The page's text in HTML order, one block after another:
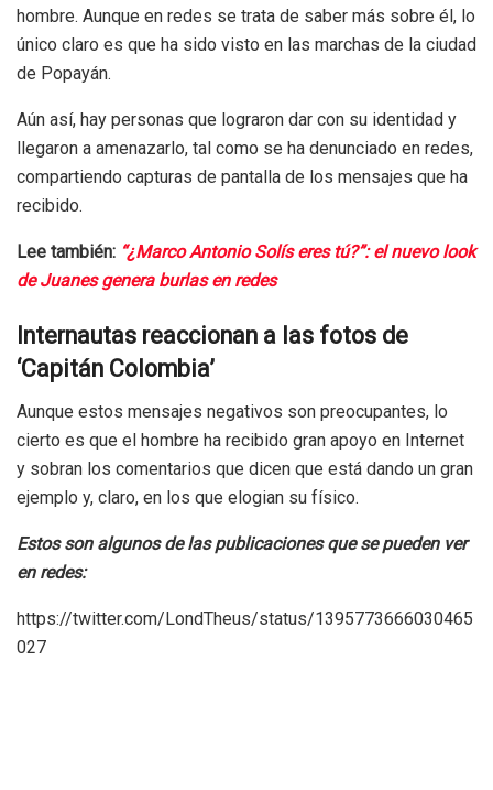
hombre. Aunque en redes se trata de saber más sobre él, lo
único claro es que ha sido visto en las marchas de la ciudad
de Popayán.
Aún así, hay personas que lograron dar con su identidad y
llegaron a amenazarlo, tal como se ha denunciado en redes,
compartiendo capturas de pantalla de los mensajes que ha
recibido.
Lee también: “¿Marco Antonio Solís eres tú?”: el nuevo look
de Juanes genera burlas en redes
Internautas reaccionan a las fotos de
‘Capitán Colombia’
Aunque estos mensajes negativos son preocupantes, lo
cierto es que el hombre ha recibido gran apoyo en Internet
y sobran los comentarios que dicen que está dando un gran
ejemplo y, claro, en los que elogian su físico.
Estos son algunos de las publicaciones que se pueden ver
en redes:
https://twitter.com/LondTheus/status/1395773666030465
027